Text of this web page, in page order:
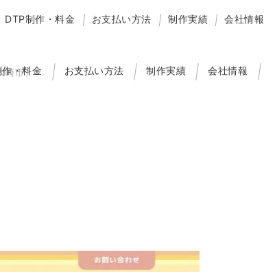
・料金 お支払い方法 制作実績 会社情報
DTP制作・料金 お支払い方法 制作実績 会社情報
崎市）